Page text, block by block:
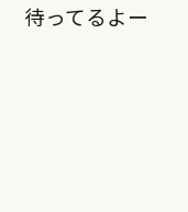
待ってるよー